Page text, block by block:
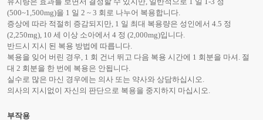
(500~1,500mg)을 1 일 2 ~ 3 회로 나누어 복용합니다.
증상에 따라 적절히 증감되지만, 1 일 최대 복용량은 성인에서 4.5 정
(2,250mg), 10 세 이상 소아에서 4 정 (2,000mg)입니다.
반드시 지시 된 복용 방법에 따릅니다.
복용을 잊어 버린 경우, 1 회 건너 뛰고 다음 복용 시간에 1 회분을 마셔. 절
대 2 회분을 한 번에 복용은 안됩니다.
실수로 많은 마신 경우에는 의사 또는 약사와 상담하십시오.
의사의 지시없이 자신의 판단으로 복용을 중지하지 마십시오.
부작용